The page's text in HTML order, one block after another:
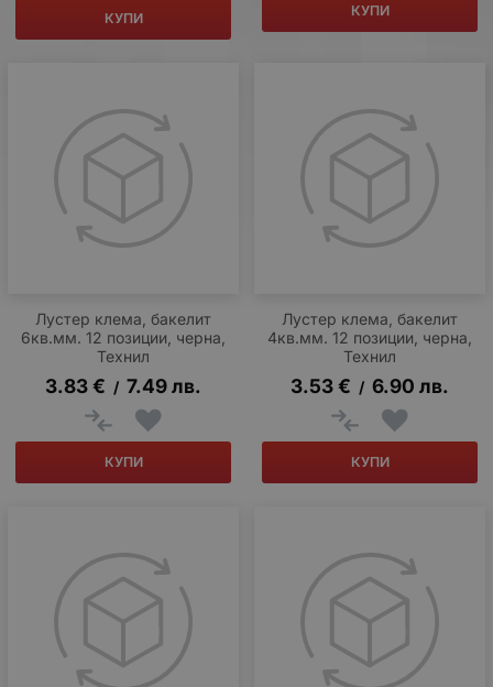
КУПИ КУПИ
Лустер клема, бакелит
6кв.мм. 12 позиции, черна,
Технил
3.83€ / 7.49лв.
КУПИ
Лустер клема, бакелит
4кв.мм. 12 позиции, черна,
Технил
3.53€ / 6.90 лв.
КУПИ